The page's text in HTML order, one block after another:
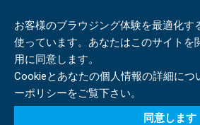
お客様のブラウジング体験を最適化す
使っています。あなたはこのサイトを
用に同意します。
Cookieとあなたの個人情報の詳細に
ーポリシーをご覧下さい。
同意します